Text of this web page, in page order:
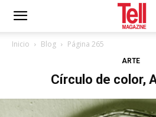
Inicio Blog Página 265
ARTE
Círculo de color,